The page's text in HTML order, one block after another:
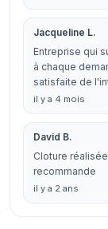
Jacqueline L.
Entreprise qui
à chaque
satisfaite de
il y a 4 mois
David B.
Cloture
recommande
il y a 2 ans